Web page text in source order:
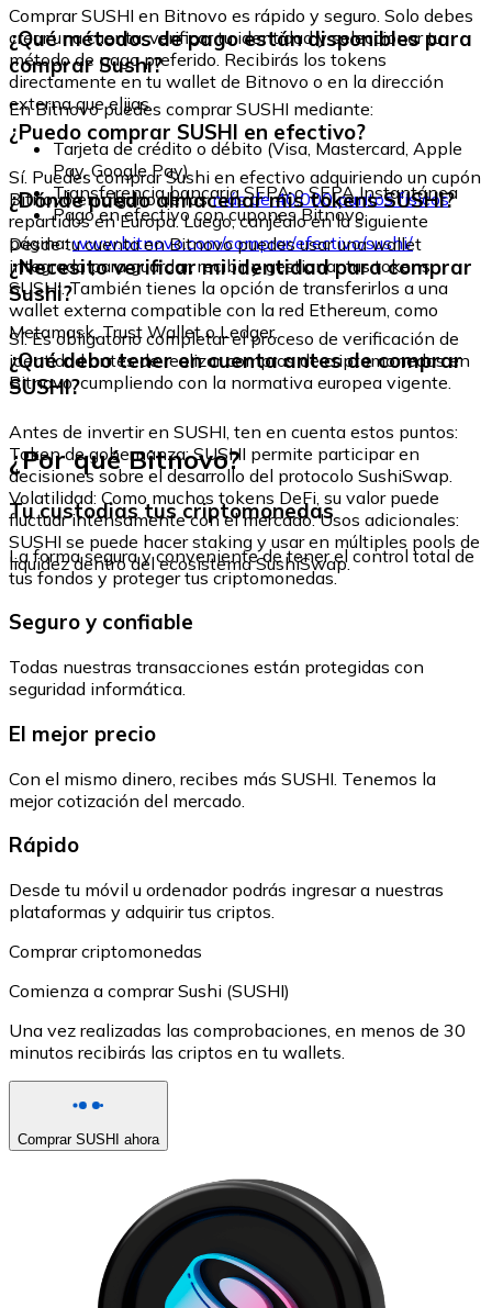
Comprar SUSHI en Bitnovo es rápido y seguro. Solo debes
crear una cuenta, verificar tu identidad y seleccionar tu
método de pago preferido. Recibirás los tokens
directamente en tu wallet de Bitnovo o en la dirección
externa que elijas.
¿Qué métodos de pago están disponibles para
comprar Sushi?
En Bitnovo puedes comprar SUSHI mediante:
Tarjeta de crédito o débito (Visa, Mastercard, Apple
Pay, Google Pay)
Transferencia bancaria SEPA o SEPA Instantánea
Pago en efectivo con cupones Bitnovo
¿Puedo comprar SUSHI en efectivo?
Sí. Puedes comprar Sushi en efectivo adquiriendo un cupón
Bitnovo en alguno de losmás de 40.000 puntos físicos
repartidos en Europa. Luego, canjéalo en la siguiente
página:www.bitnovo.com/comprar/efectivo/sushi/
¿Dónde puedo almacenar mis tokens SUSHI?
Desde tu cuenta en Bitnovo puedes usar una wallet
integrada para guardar, recibir y gestionar tus tokens
SUSHI. También tienes la opción de transferirlos a una
wallet externa compatible con la red Ethereum, como
Metamask, Trust Wallet o Ledger.
¿Necesito verificar mi identidad para comprar
Sushi?
Sí. Es obligatorio completar el proceso de verificación de
identidad antes de realizar compras de criptomonedas en
Bitnovo, cumpliendo con la normativa europea vigente.
¿Qué debo tener en cuenta antes de comprar
SUSHI?
Antes de invertir en SUSHI, ten en cuenta estos puntos:
Token de gobernanza: SUSHI permite participar en
decisiones sobre el desarrollo del protocolo SushiSwap.
Volatilidad: Como muchos tokens DeFi, su valor puede
fluctuar intensamente con el mercado. Usos adicionales:
SUSHI se puede hacer staking y usar en múltiples pools de
liquidez dentro del ecosistema SushiSwap.
¿Por qué Bitnovo?
Tu custodias tus criptomonedas
La forma segura y conveniente de tener el control total de
tus fondos y proteger tus criptomonedas.
Seguro y confiable
Todas nuestras transacciones están protegidas con
seguridad informática.
El mejor precio
Con el mismo dinero, recibes más SUSHI. Tenemos la
mejor cotización del mercado.
Rápido
Desde tu móvil u ordenador podrás ingresar a nuestras
plataformas y adquirir tus criptos.
Comprar criptomonedas
Comienza a comprar Sushi (SUSHI)
Una vez realizadas las comprobaciones, en menos de 30
minutos recibirás las criptos en tu wallets.
Comprar SUSHI ahora